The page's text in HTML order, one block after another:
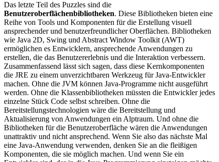
Das letzte Teil des Puzzles sind die
Benutzeroberflächenbibliotheken. Diese Bibliotheken bieten eine
Reihe von Tools und Komponenten für die Erstellung visuell
ansprechender und benutzerfreundlicher Oberflächen. Bibliotheken
wie Java 2D, Swing und Abstract Window Toolkit (AWT)
ermöglichen es Entwicklern, ansprechende Anwendungen zu
erstellen, die das Benutzererlebnis und die Interaktion verbessern.
Zusammenfassend lässt sich sagen, dass diese Kernkomponenten
die JRE zu einem unverzichtbaren Werkzeug für Java-Entwickler
machen. Ohne die JVM können Java-Programme nicht ausgeführt
werden. Ohne die Klassenbibliotheken müssten die Entwickler jedes
einzelne Stück Code selbst schreiben. Ohne die
Bereitstellungstechnologien wäre die Bereitstellung und
Aktualisierung von Anwendungen ein Alptraum. Und ohne die
Bibliotheken für die Benutzeroberfläche wären die Anwendungen
unattraktiv und nicht ansprechend. Wenn Sie also das nächste Mal
eine Java-Anwendung verwenden, denken Sie an die fleißigen
Komponenten, die sie möglich machen. Und wenn Sie ein